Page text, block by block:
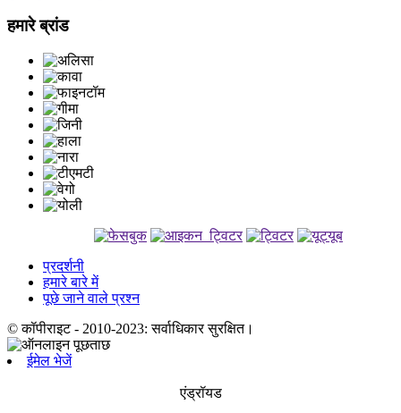
हमारे ब्रांड
प्रदर्शनी
हमारे बारे में
पूछे जाने वाले प्रश्न
© कॉपीराइट - 2010-2023: सर्वाधिकार सुरक्षित।
ईमेल भेजें
एंड्रॉयड